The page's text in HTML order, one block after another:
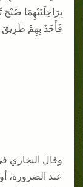
بِرَاحِلَتَيْهِمَا
فَأَخَذَ بِهِمْ
وقال البخاري
عند الضرورة،